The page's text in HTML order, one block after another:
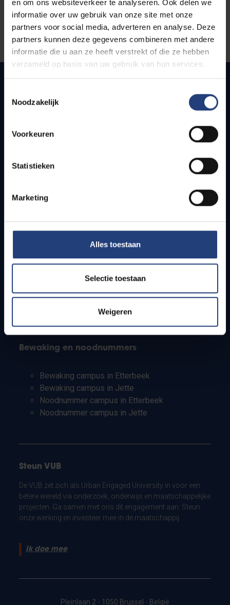
en om ons websiteverkeer te analyseren. Ook delen we
informatie over uw gebruik van onze site met onze
partners voor social media, adverteren en analyse. Deze
partners kunnen deze gegevens combineren met andere
informatie die u aan ze heeft verstrekt of die ze hebben
verzameld op basis van uw gebruik van hun services.
Noodzakelijk
Voorkeuren
Statistieken
Marketing
Alles toestaan
Selectie toestaan
Weigeren
Snel naar
Bereikbaarheid
Studenten
PhD-studenten
Leerkrachten en secundaire scholen
Bewaking en noodnummers
Bewaking campus in Etterbeek
Bewaking campus in Jette
Noodnummer campus in Etterbeek
Noodnummer campus in Jette
Steun VUB
De VUB zet zich als Urban Engaged University in voor een
betere wereld via onderzoek, onderwijs en maatschappelijke
projecten. Ga samen met ons dit engagement aan. Steun
onze werking en investeer mee in de maatschappij.
Ik doe mee
Pleinlaan 2 - 1050 Brussel - België